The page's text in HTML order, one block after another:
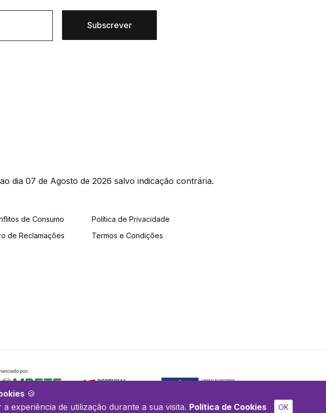
🍪
experiência de utilização durante a sua visita. Política de Cookies OK
Subscrever
dia 07 de Agosto de 2026 salvo indicação contrária.
de Consumo
de Reclamações
Política de Privacidade
Termos e Condições